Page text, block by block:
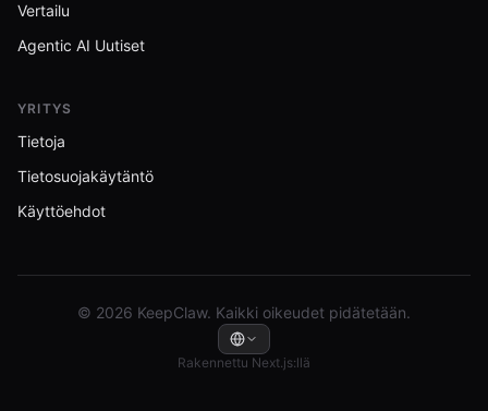
Vertailu
Agentic AI Uutiset
YRITYS
Tietoja
Tietosuojakäytäntö
Käyttöehdot
© 2026 KeepClaw. Kaikki oikeudet pidätetään.
Rakennettu Next.js:llä